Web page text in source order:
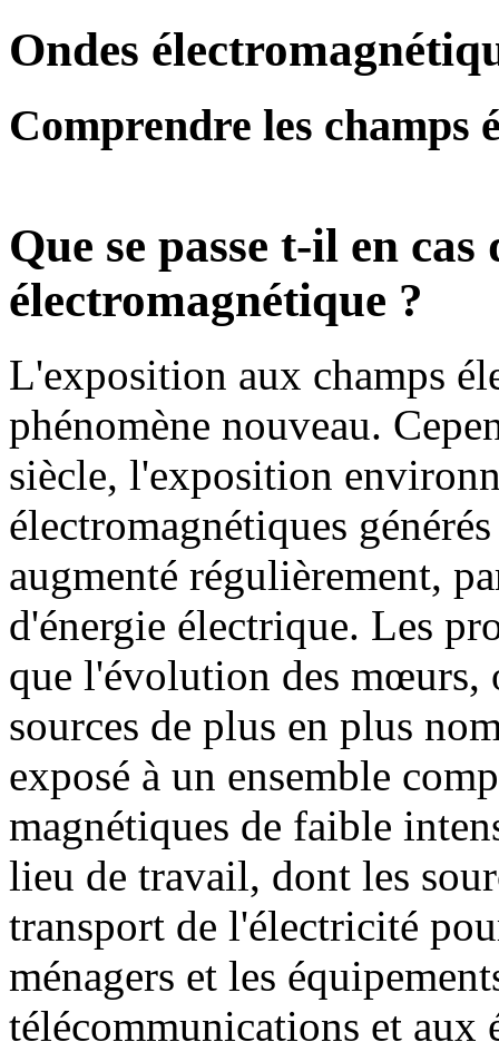
Ondes
Comprendre les champs
Que se passe t-il en
électromagnétique ?
L'exposition aux champs
phénomène nouveau.
siècle, l'exposition
électromagnétiques
augmenté régulièrement,
d'énergie électrique. Les
que l'évolution des mœurs,
sources de plus en plus
exposé à un ensemble
magnétiques de faible
lieu de travail, dont les
transport de l'électricité
ménagers et les
télécommunications et aux